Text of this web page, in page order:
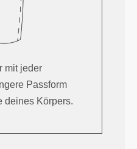
mit jeder
Passform
deines Körpers.